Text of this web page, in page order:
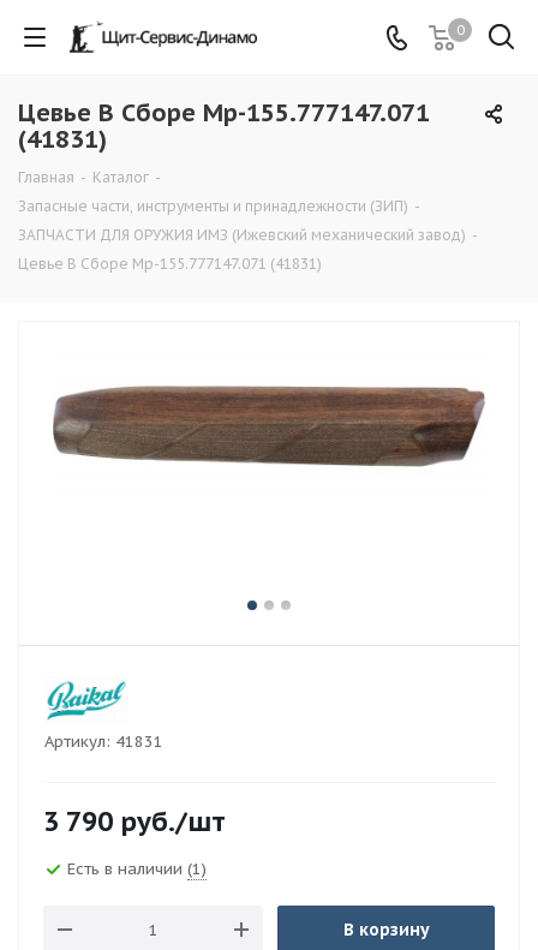
0
Цевье В Сборе Мр-155.777147.071
(41831)
Главная - Каталог -
Запасные части, инструменты и принадлежности (ЗИП) -
ЗАПЧАСТИ ДЛЯ ОРУЖИЯ ИМЗ (Ижевский механический завод) -
Цевье В Сборе Мр-155.777147.071 (41831)
Артикул: 41831
3 790 руб./шт
Есть в наличии (1)
В корзину